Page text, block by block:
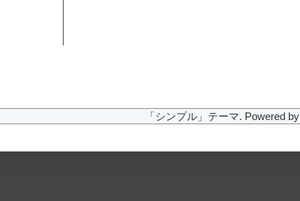
「シンプル」テーマ. Powered by